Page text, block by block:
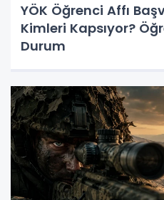
YÖK Öğrenci Affı
Kimleri Kapsıyor?
Durum